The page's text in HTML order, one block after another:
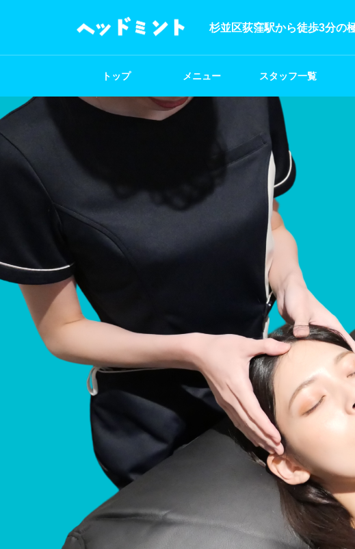
杉並区荻窪駅から徒歩3分の
トップ メニュー スタッフ一覧